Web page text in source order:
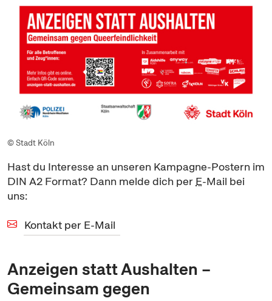
© Stadt Köln
Hast du Interesse an unseren Kampagne-Postern im
DIN A2 Format? Dann melde dich per E-Mail bei
uns:
Kontakt per E-Mail
Anzeigen statt Aushalten –
Gemeinsam gegen